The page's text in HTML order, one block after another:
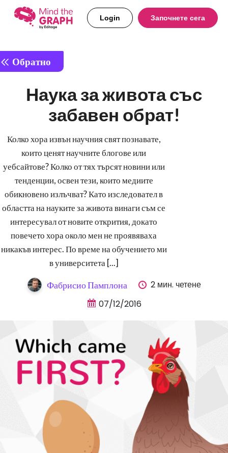
Login Започнете сега
Обратно
Наука за живота със
забавен обрат!
Колко хора извън научния свят познавате,
които ценят научните блогове или
уебсайтове? Колко от тях търсят новини или
тенденции, освен тези, които медиите
обикновено излъчват? Като изследовател в
областта на науките за живота винаги съм се
интересувал от новите открития, докато
повечето хора около мен не проявяваха
никакъв интерес. По време на обучението ми
в университета [...]
Фабрисио Памплона
2 мин. четене
07/12/2016